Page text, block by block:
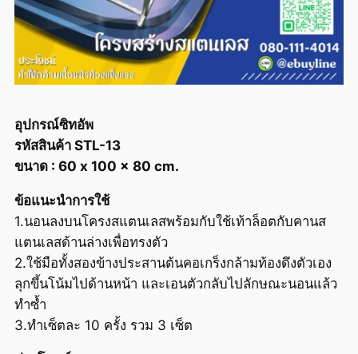
อุปกรณ์ซิทอัพ
รหัสสินค้า STL-13
ขนาด : 60 x 100 x 80 cm.
ข้อแนะนำการใช้
1.นอนลงบนโครงสแตนเลสพร้อมกับใช้เท้าล็อตกับคานส
แตนเลสด้านล่างเพื่อทรงตัว
2.ใช้มือทั้งสองข้างประสานต้นคอเกร็งกล้ามท้องดึงตัวเอง
ลุกขึ้นโน้มไปด้านหน้า และเอนตัวกลับไปลักษณะนอนแล้ว
ทำซ้ำ
3.ทำเซ็ตละ 10 ครั้ง รวม 3 เซ็ต